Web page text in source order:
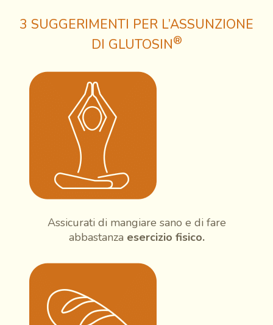
3 SUGGERIMENTI PER L’ASSUNZIONE
DI GLUTOSIN®
Assicurati di mangiare sano e di fare
abbastanza esercizio fisico.